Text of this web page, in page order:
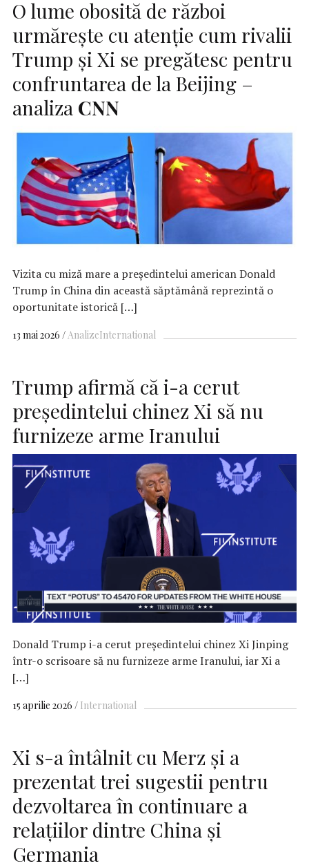
O lume obosită de război
urmărește cu atenție cum rivalii
Trump și Xi se pregătesc pentru
confruntarea de la Beijing –
analiza CNN
Vizita cu miză mare a președintelui american Donald
Trump în China din această săptămână reprezintă o
oportunitate istorică […]
13 mai 2026 AnalizeInternational
Trump afirmă că i-a cerut
președintelui chinez Xi să nu
furnizeze arme Iranului
Donald Trump i-a cerut președintelui chinez Xi Jinping
într-o scrisoare să nu furnizeze arme Iranului, iar Xi a
[…]
15 aprilie 2026 International
Xi s-a întâlnit cu Merz și a
prezentat trei sugestii pentru
dezvoltarea în continuare a
relațiilor dintre China și
Germania